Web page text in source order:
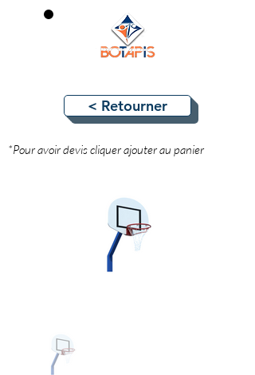
< Retourner
*Pour avoir devis cliquer ajouter au panier